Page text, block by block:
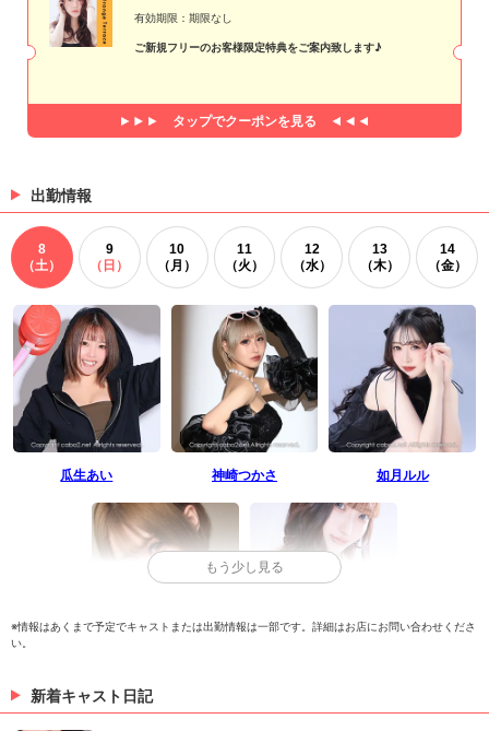
有効期限：期限なし
ご新規フリーのお客様限定特典をご案内致します♪
タップでクーポンを見る
出勤情報
8
（土）
9
（日）
10
（月）
11
（火）
12
（水）
13
（木）
14
（金）
瓜生あい 神崎つかさ 如月ルル
もう少し見る
※情報はあくまで予定でキャストまたは出勤情報は一部です。詳細はお店にお問い合わせくださ
い。
新着キャスト日記